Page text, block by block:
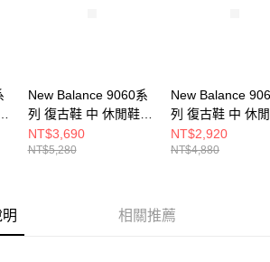
New Balance 9060系
列 復古鞋 中 休閒鞋
U9060ORA-D
NT$3,690
NT$5,280
New Balance
列 復古鞋 中 休
U9060EEL-D
NT$2,920
NT$4,880
相關推薦